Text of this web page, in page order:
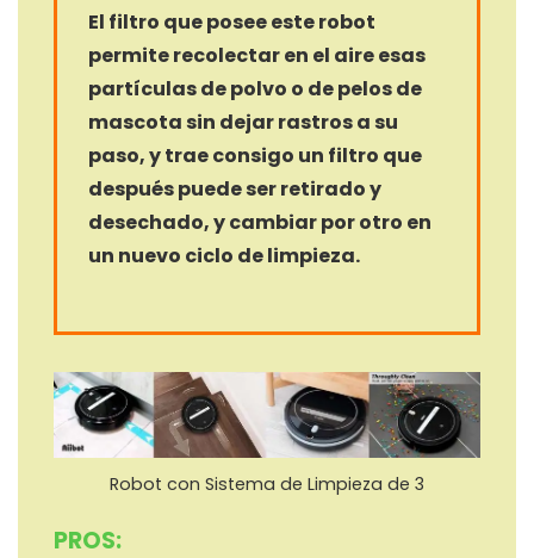
El filtro que posee este robot
permite recolectar en el aire esas
partículas de polvo o de pelos de
mascota sin dejar rastros a su
paso, y trae consigo un filtro que
después puede ser retirado y
desechado, y cambiar por otro en
un nuevo ciclo de limpieza.
Robot con Sistema de Limpieza de 3
PROS: